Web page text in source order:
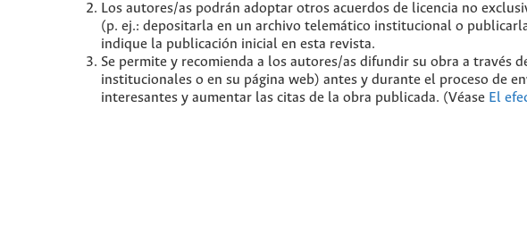
Los autores/as podrán adoptar otros acuerdos de licencia no
(p. ej.: depositarla en un archivo telemático institucional o
indique la publicación inicial en esta revista.
Se permite y recomienda a los autores/as difundir su obra a través
institucionales o en su página web) antes y durante el proceso de
interesantes y aumentar las citas de la obra publicada. (Véase El